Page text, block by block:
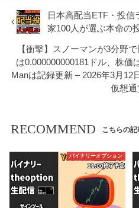
日本高配当ETF・投
家100人が選ぶ本命の
【衝撃】スノーマンが3分野
は0.000000000181ドル、株価
Manは記録更新 – 2026年3月12
仮想
RECOMMEND こちらの記
バイナリーオプション